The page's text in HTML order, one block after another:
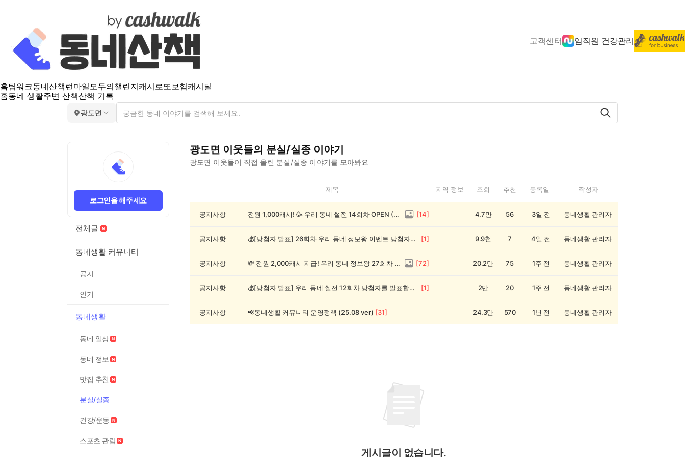
고객센터 임직원 건강관리
홈팀워크동네산책 런마일모두의챌린지캐시로또보험캐시딜
홈동네 생활주변 산책산책 기록
광도면
로그인을 해주세요
전체글
동네생활 커뮤니티
공지
인기
동네생활
동네 일상
동네 정보
맛집 추천
분실/실종
건강/운동
스포츠 관람
광도면 이웃들의 분실/실종 이야기
광도면 이웃들이 직접 올린 분실/실종 이야기를 모아봐요
면
제목 지역 정보 조회 추천 등록일 작성자
공지사항 전원 1,000캐시! 🥳 우리 동네 썰전 14회차 OPEN (~8/17) [14] 4.7만 56 3일 전 동네생활 관리자
공지사항 💰[당첨자 발표] 26회차 우리 동네 정보왕 이벤트 당첨자를 발표합니다! [1] 9.9천 7 4일 전 동네생활 관리자
공지사항 💸 전원 2,000캐시 지급! 우리 동네 정보왕 27회차 (~8/10) [72] 20.2만 75 1주 전 동네생활 관리자
공지사항 💰[당첨자 발표] 우리 동네 썰전 12회차 당첨자를 발표합니다! [1] 2만 20 1주 전 동네생활 관리자
공지사항 📢동네생활 커뮤니티 운영정책 (25.08 ver) [31] 24.3만 570 1년 전 동네생활 관리자
게시글이 없습니다.